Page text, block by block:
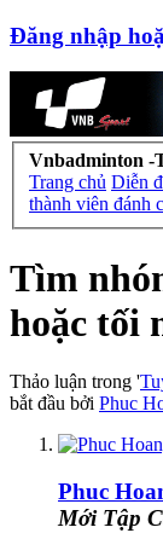
Đăng nhập
Vnbadminton -
Trang chủ Diễn
thành viên đánh
Tìm
hoặc tối
Thảo luận trong '
bắt đầu bởi Phuc
Phuc
Mới Tập